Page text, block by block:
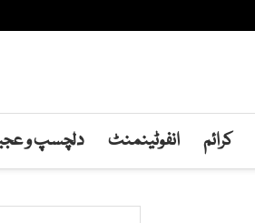
کرائم انفوٹینمنٹ دلچسپ و